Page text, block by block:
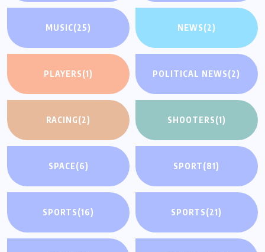
MUSIC(25) NEWS(2)
PLAYERS(1) POLITICAL NEWS(2)
RACING(2) SHOOTERS(1)
SPACE(6) SPORT(81)
SPORTS(16) SPORTS(21)